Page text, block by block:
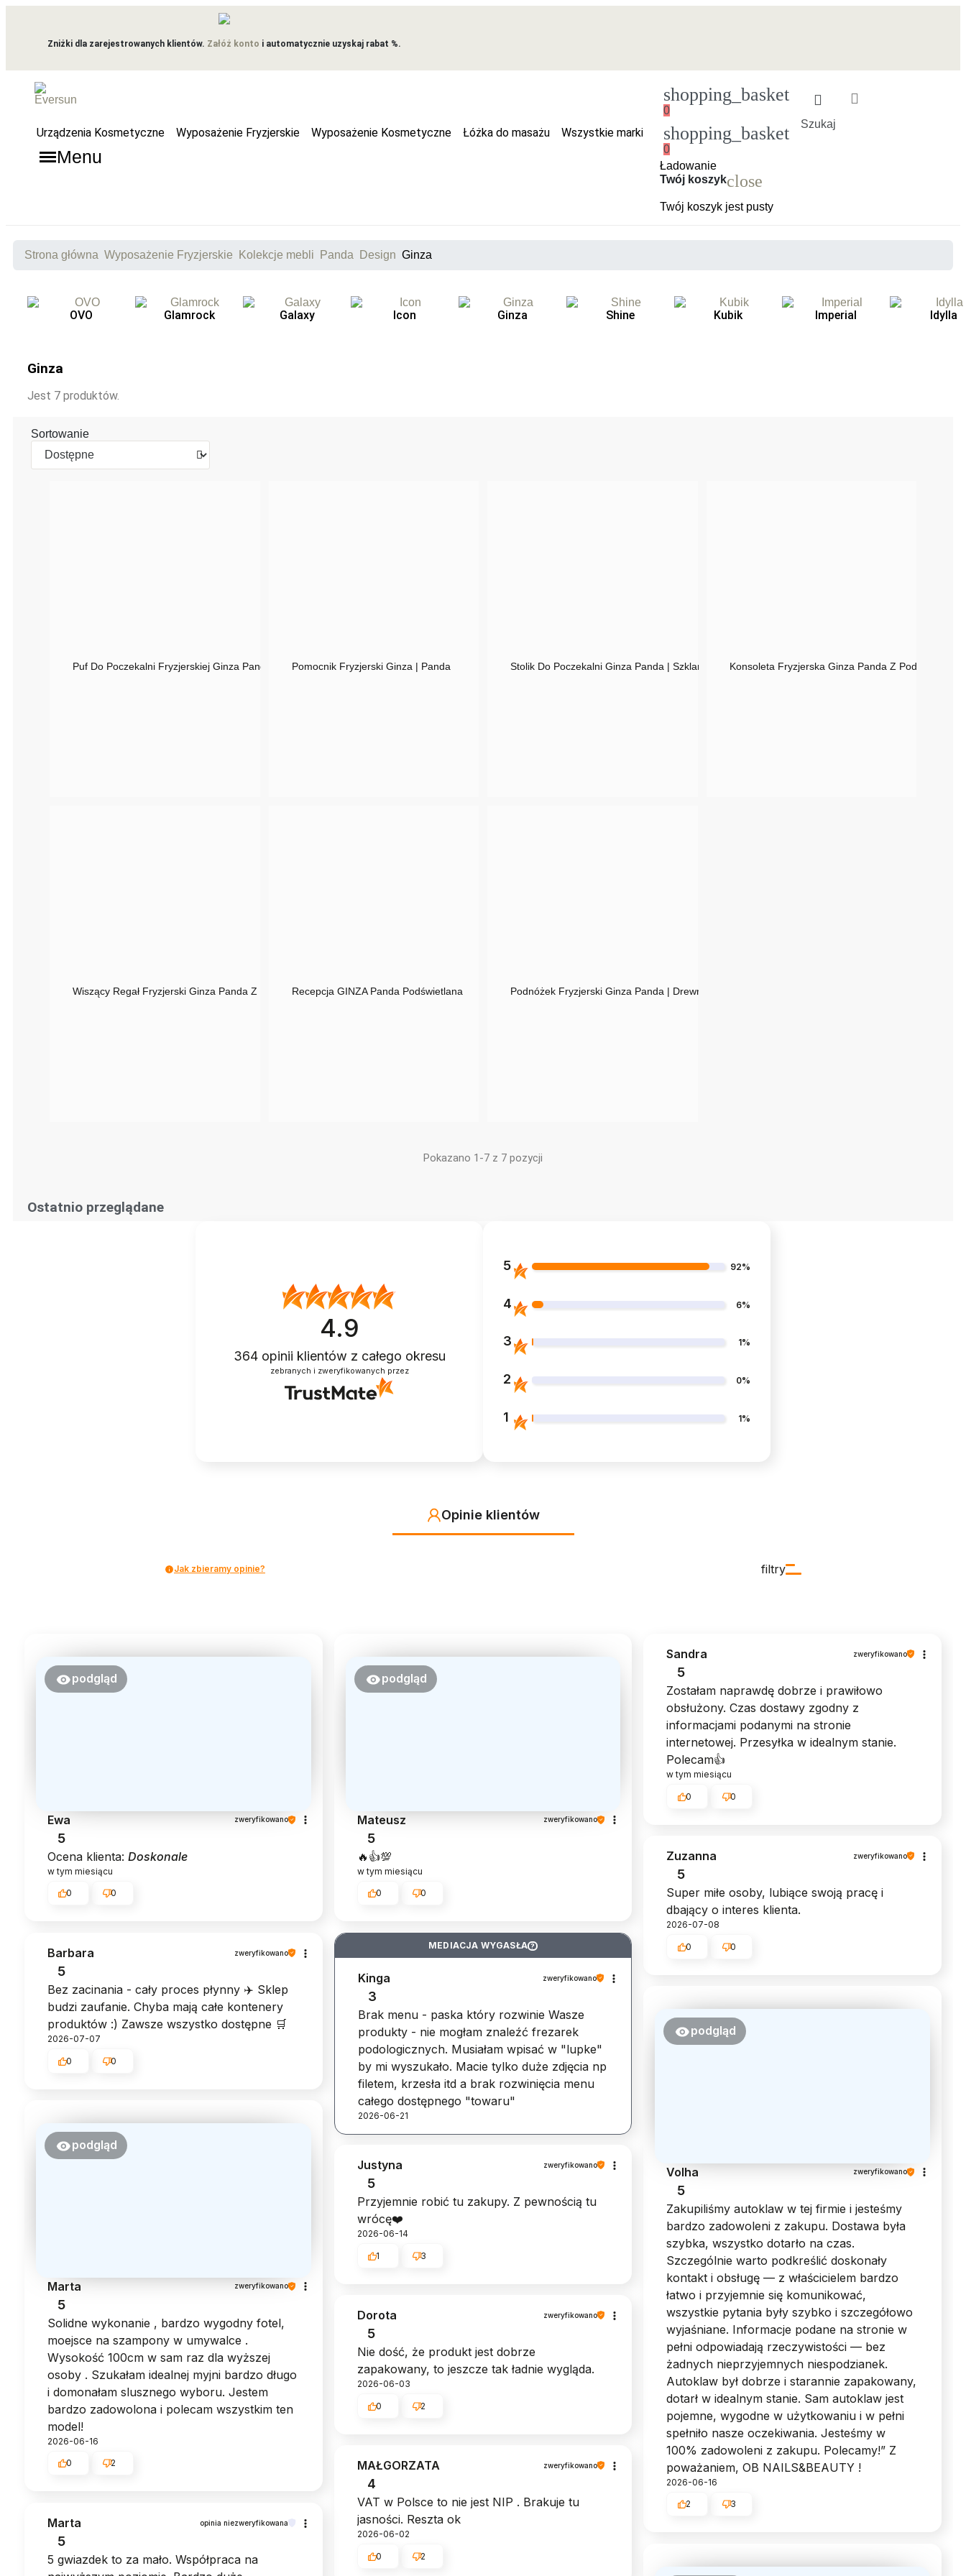
Zniżki dla zarejestrowanych klientów. Załóż konto i automatycznie uzyskaj rabat %.
Szukaj
shopping_basket
0
shopping_basket
0
Ładowanie
Twój koszykclose
Twój koszyk jest pusty
Urządzenia Kosmetyczne Wyposażenie Fryzjerskie Wyposażenie Kosmetyczne Łóżka do masażu Wszystkie marki
Menu
Strona główna Wyposażenie Fryzjerskie Kolekcje mebli Panda Design Ginza
OVO Glamrock Galaxy Icon Ginza Shine Kubik Imperial Idylla
Ginza
Jest 7 produktów.
Sortowanie
Puf Do Poczekalni Fryzjerskiej Ginza Panda SkajPomocnik Fryzjerski Ginza | Panda Stolik Do Poczekalni Ginza Panda | Szklany Blat Konsoleta Fryzjerska Ginza Panda Z
Wiszący Regał Fryzjerski Ginza Panda Z PodświetleniemRecepcja GINZA Panda Podświetlana Podnóżek Fryzjerski Ginza Panda | Drewniano-Chromoniklowy
Pokazano 1-7 z 7 pozycji
Ostatnio przeglądane
4.9
364opinii klientów z całego okresu
zebranych i zweryfikowanych przez
5 92%
4 6%
3 1%
2 0%
1 1%
Opinie klientów
filtry
Jak zbieramy opinie?
podgląd
Ewa zweryfikowano
5
Ocena klienta: Doskonale
w tym miesiącu
0 0
podgląd
Mateusz zweryfikowano
5
🔥👍️💯
w tym miesiącu
0 0
Sandra zweryfikowano
5
Zostałam naprawdę dobrze i prawiłowo
obsłużony. Czas dostawy zgodny z
informacjami podanymi na stronie
internetowej. Przesyłka w idealnym stanie.
Polecam👍️
w tym miesiącu
0 0
Zuzanna zweryfikowano
5
Super miłe osoby, lubiące swoją pracę i
dbający o interes klienta.
2026-07-08
0 0
Barbara zweryfikowano
5
Bez zacinania - cały proces płynny ✈️ Sklep
budzi zaufanie. Chyba mają całe kontenery
produktów :) Zawsze wszystko dostępne 🛒
2026-07-07
0 0
MEDIACJA WYGASŁA ?
Kinga zweryfikowano
3
Brak menu - paska który rozwinie Wasze
produkty - nie mogłam znaleźć frezarek
podologicznych. Musiałam wpisać w "lupke"
by mi wyszukało. Macie tylko duże zdjęcia np
filetem, krzesła itd a brak rozwinięcia menu
całego dostępnego "towaru"
2026-06-21
podgląd
Volha zweryfikowano
5
Zakupiliśmy autoklaw w tej firmie i jesteśmy
bardzo zadowoleni z zakupu. Dostawa była
szybka, wszystko dotarło na czas.
Szczególnie warto podkreślić doskonały
kontakt i obsługę — z właścicielem bardzo
łatwo i przyjemnie się komunikować,
wszystkie pytania były szybko i szczegółowo
wyjaśniane. Informacje podane na stronie w
pełni odpowiadają rzeczywistości — bez
żadnych nieprzyjemnych niespodzianek.
Autoklaw był dobrze i starannie zapakowany,
dotarł w idealnym stanie. Sam autoklaw jest
pojemne, wygodne w użytkowaniu i w pełni
spełniło nasze oczekiwania. Jesteśmy w
100% zadowoleni z zakupu. Polecamy!” Z
poważaniem, OB NAILS&BEAUTY !
2026-06-16
2 3
podgląd
Marta zweryfikowano
5
Solidne wykonanie , bardzo wygodny fotel,
moejsce na szampony w umywalce .
Wysokość 100cm w sam raz dla wyższej
osoby . Szukałam idealnej myjni bardzo długo
i domonałam slusznego wyboru. Jestem
bardzo zadowolona i polecam wszystkim ten
model!
2026-06-16
0 2
Justyna zweryfikowano
5
Przyjemnie robić tu zakupy. Z pewnością tu
wrócę❤️
2026-06-14
1 3
Dorota zweryfikowano
5
Nie dość, że produkt jest dobrze
zapakowany, to jeszcze tak ładnie wygląda.
2026-06-03
0 2
MAŁGORZATA zweryfikowano
4
VAT w Polsce to nie jest NIP . Brakuje tu
jasności. Reszta ok
2026-06-02
0 2
Marta opinia niezweryfikowana
5
5 gwiazdek to za mało. Współpraca na